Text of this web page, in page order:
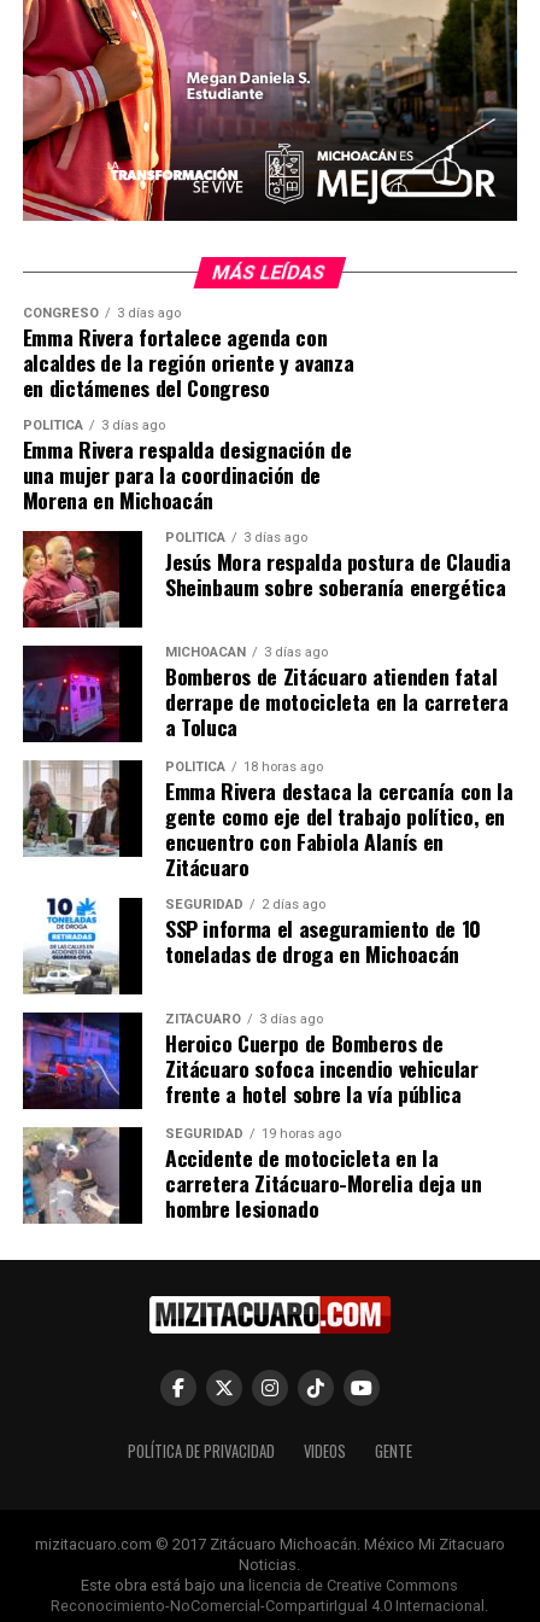
territorialización de la dependencia federal advierten
que más del 60 por ciento de la población nacional
reside a más de una hora de distancia de estas unidades,
lo que representa una barrera geográfica. Las directrices
institucionales se alinean con ONUSIDA bajo el principio
de que una carga viral indetectable es igual a
intransmisible.
Comparte con:
Me gusta esto:
RELATED TOPICS:
UP NEXT
Secretaría de Cultura de Michoacán invita a la última
función de la ópera “Don Pasquale” de la Osidem
DON'T MISS
SSM aplica más de 767 mil servicios de prevención y
diagnóstico gratuito en el estado
MÁS LEÍDAS
CONGRESO 3 días ago
Emma Rivera fortalece agenda con
alcaldes de la región oriente y avanza
en dictámenes del Congreso
POLÍTICA 3 días ago
Emma Rivera respalda designación de
una mujer para la coordinación de
Morena en Michoacán
POLÍTICA 3 días ago
Jesús Mora respalda postura de Claudia
Sheinbaum sobre soberanía energética
MICHOACÁN 3 días ago
Bomberos de Zitácuaro atienden fatal
derrape de motocicleta en la carretera
a Toluca
POLÍTICA 18 horas ago
Emma Rivera destaca la cercanía con la
gente como eje del trabajo político, en
encuentro con Fabiola Alanís en
Zitácuaro
SEGURIDAD 2 días ago
SSP informa el aseguramiento de 10
toneladas de droga en Michoacán
ZITÁCUARO 3 días ago
Heroico Cuerpo de Bomberos de
Zitácuaro sofoca incendio vehicular
frente a hotel sobre la vía pública
SEGURIDAD 19 horas ago
Accidente de motocicleta en la
carretera Zitácuaro-Morelia deja un
hombre lesionado
POLÍTICA DE PRIVACIDAD VIDEOS GENTE
mizitacuaro.com © 2017 Zitácuaro Michoacán. México Mi Zitacuaro
Noticias.
Este obra está bajo una licencia de Creative Commons
Reconocimiento-NoComercial-CompartirIgual 4.0 Internacional .